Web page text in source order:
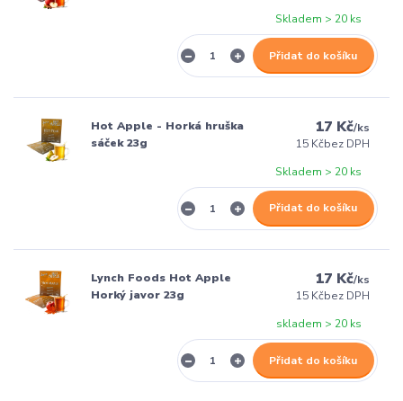
Skladem > 20 ks
Přidat do košíku
Hot Apple - Horká hruška
sáček 23g
17 Kč/ks
15 Kčbez DPH
Skladem > 20 ks
Přidat do košíku
Lynch Foods Hot Apple
Horký javor 23g
17 Kč/ks
15 Kčbez DPH
skladem > 20 ks
Přidat do košíku